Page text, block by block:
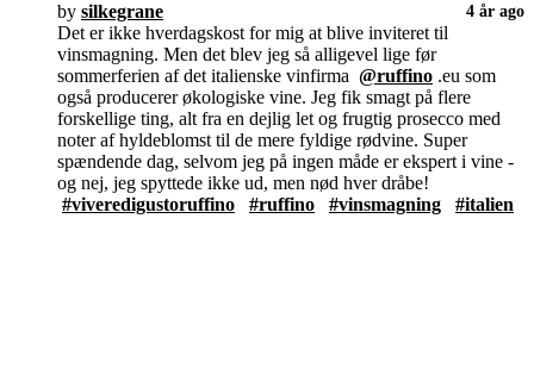
by silkegrane 4 år ago
Det er ikke hverdagskost for mig at blive inviteret til
vinsmagning. Men det blev jeg så alligevel lige før
sommerferien af det italienske vinfirma @ruffino .eu som
også producerer økologiske vine. Jeg fik smagt på flere
forskellige ting, alt fra en dejlig let og frugtig prosecco med
noter af hyldeblomst til de mere fyldige rødvine. Super
spændende dag, selvom jeg på ingen måde er ekspert i vine -
og nej, jeg spyttede ikke ud, men nød hver dråbe!
#viveredigustoruffino
#ruffino #vinsmagning #italien